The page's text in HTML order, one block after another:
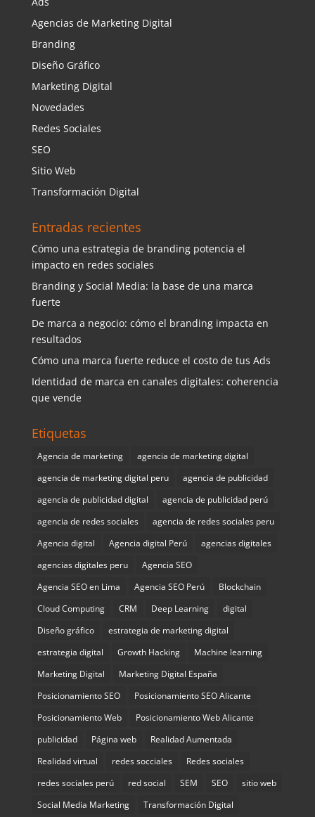
Agencias de Marketing Digital
Branding
Diseño Gráfico
Marketing Digital
Novedades
Redes Sociales
SEO
Sitio Web
Transformación Digital
Entradas recientes
Cómo una estrategia de branding potencia el
impacto en redes sociales
Branding y Social Media: la base de una marca
fuerte
De marca a negocio: cómo el branding impacta en
resultados
Cómo una marca fuerte reduce el costo de tus Ads
Identidad de marca en canales digitales: coherencia
que vende
Etiquetas
Agencia de marketing
agencia de marketing digital
agencia de marketing digital peru
agencia de publicidad
agencia de publicidad digital
agencia de publicidad perú
agencia de redes sociales
agencia de redes sociales peru
Agencia digital
Agencia digital Perú
agencias digitales
agencias digitales peru
Agencia SEO
Agencia SEO en Lima
Agencia SEO Perú
Blockchain
Cloud Computing
CRM Deep Learning
digital
Diseño gráfico
estrategia de marketing digital
estrategia digital
Growth Hacking
Machine learning
Marketing Digital
Marketing Digital España
Posicionamiento SEO
Posicionamiento SEO Alicante
Posicionamiento Web
Posicionamiento Web Alicante
publicidad
Página web
Realidad Aumentada
Realidad virtual
redes socciales
Redes sociales
redes sociales perú
red social SEM SEO
sitio web
Social Media Marketing
Transformación Digital